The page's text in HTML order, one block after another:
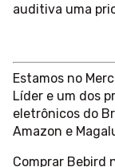
auditiva uma
Estamos no
Líder e um dos
eletrônicos do
Amazon e
Comprar Bebird